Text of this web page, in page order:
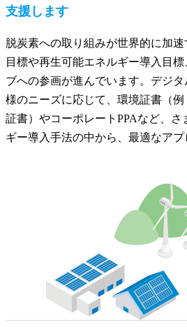
支援します
脱炭素への取り組みが世界的に加
目標や再生可能エネルギー導入目
ブへの参画が進んでいます。デジ
様のニーズに応じて、環境証書（
証書）やコーポレートPPAなど、
ギー導入手法の中から、最適なアプ